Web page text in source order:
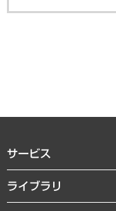
サービス
経営戦略
組織・人事戦略
ライブラリ